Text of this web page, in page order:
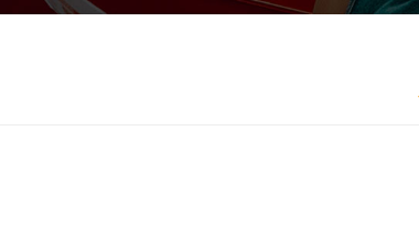
nom d’Alassane Traoré, dit...